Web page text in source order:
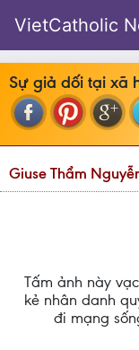
VietCatholic
Sự giả dối tại xã
Giuse Thẩm
Tấm ảnh này
kẻ nhân danh
đi mạng